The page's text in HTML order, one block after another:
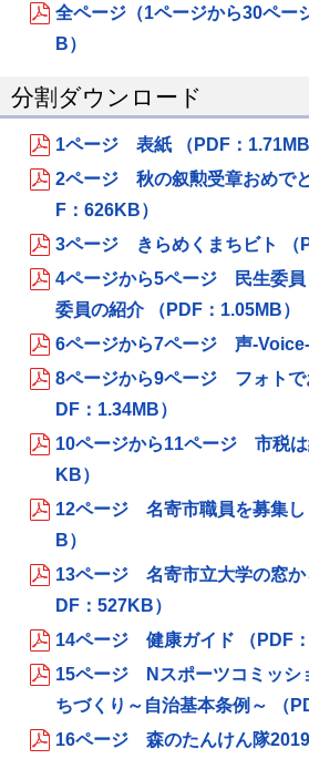
全ページ（1ページから30ペー
B）
分割ダウンロード
1ページ 表紙 （PDF：1.71MB
2ページ 秋の叙勲受章おめで
F：626KB）
3ページ きらめくまちビト （
4ページから5ページ 民生委員
委員の紹介 （PDF：1.05MB）
6ページから7ページ 声-Voice-
8ページから9ページ フォトで
DF：1.34MB）
10ページから11ページ 市税
KB）
12ページ 名寄市職員を募集し
B）
13ページ 名寄市立大学の窓か
DF：527KB）
14ページ 健康ガイド （PDF：
15ページ Nスポーツコミッシ
ちづくり～自治基本条例～ （
16ページ 森のたんけん隊